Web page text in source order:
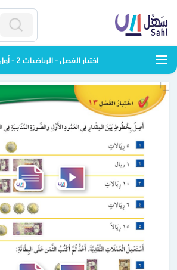
اختبار الفصل - الرياضيات 2 - أول ابتدائي